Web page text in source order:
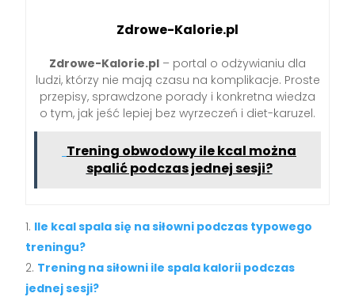
Zdrowe-Kalorie.pl
Zdrowe-Kalorie.pl – portal o odżywianiu dla
ludzi, którzy nie mają czasu na komplikacje. Proste
przepisy, sprawdzone porady i konkretna wiedza
o tym, jak jeść lepiej bez wyrzeczeń i diet-karuzel.
Trening obwodowy ile kcal można
spalić podczas jednej sesji?
Ile kcal spala się na siłowni podczas typowego
treningu?
Trening na siłowni ile spala kalorii podczas
jednej sesji?